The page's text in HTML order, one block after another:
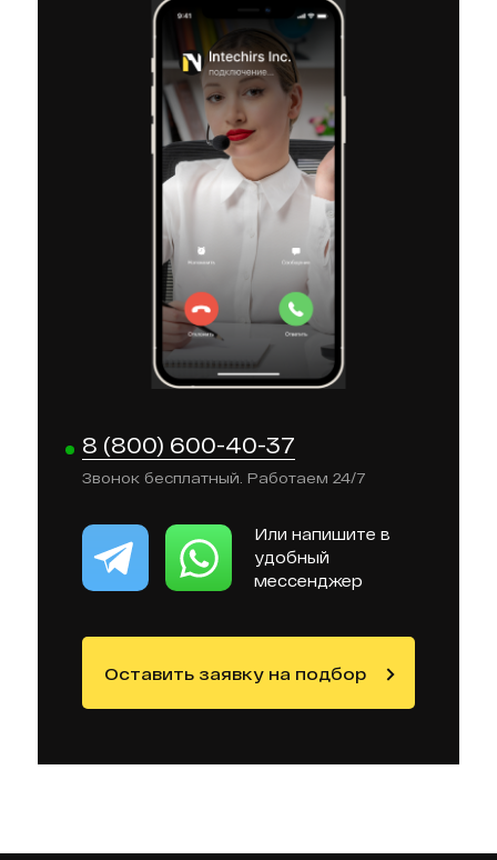
8 (800) 600-40-37
Звонок бесплатный. Работаем 24/7
Или напишите в
удобный
мессенджер
Оставить заявку на подбор